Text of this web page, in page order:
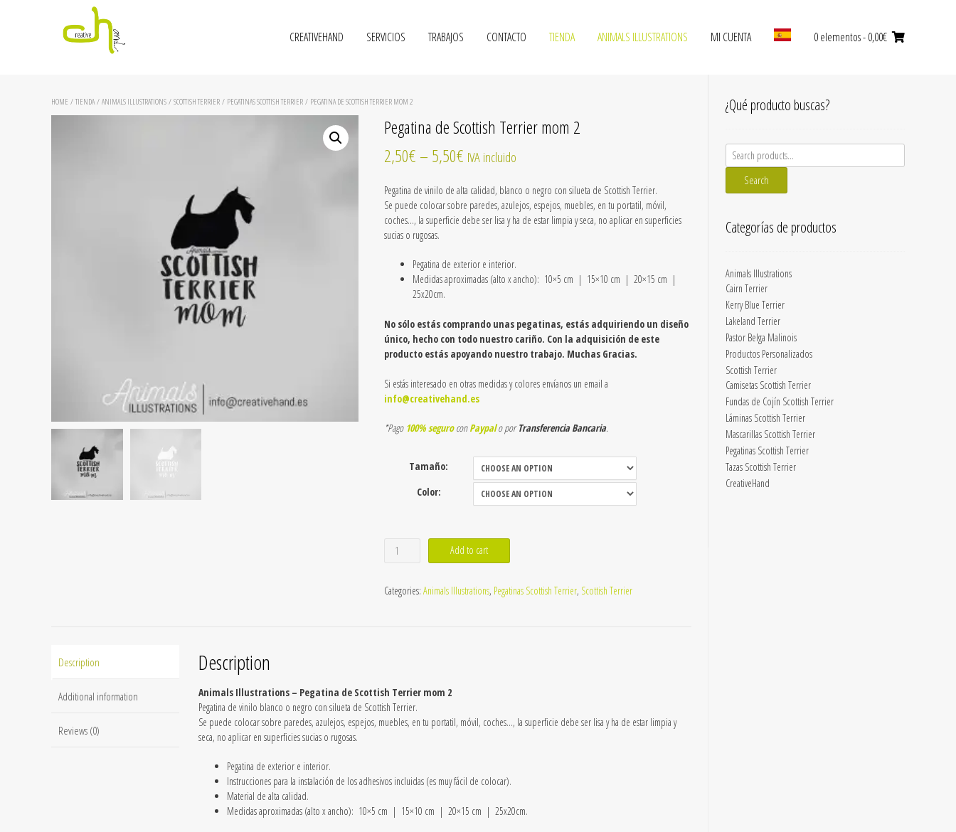
CREATIVEHAND SERVICIOS TRABAJOS CONTACTO TIENDA ANIMALS ILLUSTRATIONS MI CUENTA 0 elementos- 0,00€
HOME / TIENDA/ ANIMALS ILLUSTRATIONS / SCOTTISH TERRIER / PEGATINAS SCOTTISH TERRIER / PEGATINA DE SCOTTISH TERRIER MOM 2
Pegatina de Scottish Terrier mom 2
2,50€ – 5,50€ IVA incluido
Pegatina de vinilo de alta calidad, blanco o negro con silueta de Scottish Terrier.
Se puede colocar sobre paredes, azulejos, espejos, muebles, en tu portatil, móvil,
coches…, la superficie debe ser lisa y ha de estar limpia y seca, no aplicar en superficies
sucias o rugosas.
Pegatina de exterior e interior.
Medidas aproximadas (alto x ancho): 10×5 cm | 15×10 cm | 20×15 cm |
25x20cm.
No sólo estás comprando unas pegatinas, estás adquiriendo un diseño
único, hecho con todo nuestro cariño. Con la adquisición de este
producto estás apoyando nuestro trabajo. Muchas Gracias.
Si estás interesado en otras medidas y colores envíanos un email a
info@creativehand.es
*Pago 100% seguroconPaypalo porTransferencia Bancaria.
Tamaño:
Color:
Pegatina
Scottish
Add to cart
Categories: Animals Illustrations, Pegatinas Scottish Terrier, Scottish Terrier
Description
Additional information
Reviews (0)
Description
Animals Illustrations – Pegatina de Scottish Terrier mom 2
Pegatina de vinilo blanco o negro con silueta de Scottish Terrier.
Se puede colocar sobre paredes, azulejos, espejos, muebles, en tu portatil, móvil, coches…, la superficie debe ser lisa y ha de estar limpia y
seca, no aplicar en superficies sucias o rugosas.
Pegatina de exterior e interior.
Instrucciones para la instalación de los adhesivos incluidas (es muy fácil de colocar).
Material de alta calidad.
Medidas aproximadas (alto x ancho): 10×5 cm | 15×10 cm | 20×15 cm | 25x20cm.
¿Qué producto buscas?
Search
for:
Search
Categorías de productos
Animals Illustrations
Cairn Terrier
Kerry Blue Terrier
Lakeland Terrier
Pastor Belga Malinois
Productos Personalizados
Scottish Terrier
Camisetas Scottish Terrier
Fundas de Cojín Scottish Terrier
Láminas Scottish Terrier
Mascarillas Scottish Terrier
Pegatinas Scottish Terrier
Tazas Scottish Terrier
CreativeHand